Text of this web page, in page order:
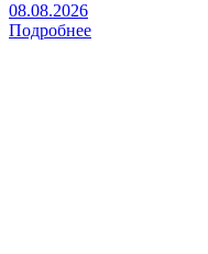
08.08.2026
Подробнее